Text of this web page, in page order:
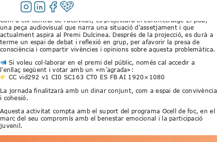
l’assetjament, sota el títol “Junts contra el bullying”.
Com a eix central de l’activitat, es projectarà el curtmetratge El pou,
una peça audiovisual que narra una situació d’assetjament i que
actualment aspira al Premi Dulcinea. Després de la projecció, es durà a
terme un espai de debat i reflexió en grup, per afavorir la presa de
consciència i compartir vivències i opinions sobre aquesta problemàtica.
Si voleu col·laborar en el premi del públic, només cal accedir a
l’enllaç següent i votar amb un «m’agrada»:
CC vid292 v1 CI0 SC163 CT0 ES FB AI 1920×1080
La jornada finalitzarà amb un dinar conjunt, com a espai de convivència
i cohesió.
Aquesta activitat compta amb el suport del programa Ocell de foc, en el
marc del seu compromís amb el benestar emocional i la participació
juvenil.